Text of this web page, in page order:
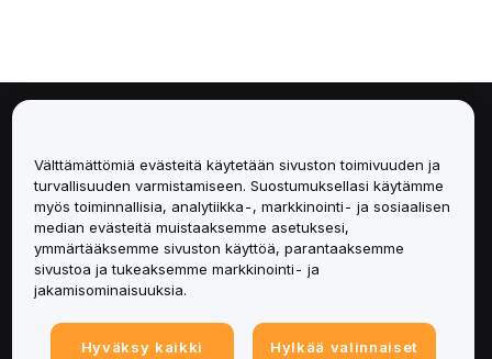
Palvelut
Tuki
Tuotteet
Lakiasiat
Välttämättömiä evästeitä käytetään sivuston toimivuuden ja
turvallisuuden varmistamiseen. Suostumuksellasi käytämme
myös toiminnallisia, analytiikka-, markkinointi- ja sosiaalisen
median evästeitä muistaaksemme asetuksesi,
ymmärtääksemme sivuston käyttöä, parantaaksemme
sivustoa ja tukeaksemme markkinointi- ja
jakamisominaisuuksia.
Hyväksy kaikki
Hylkää valinnaiset